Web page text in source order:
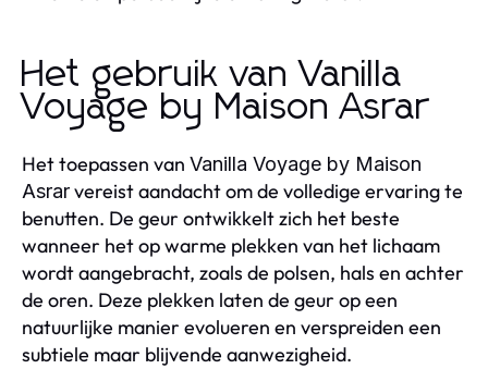
Het gebruik van Vanilla
Voyage by Maison Asrar
Het toepassen van Vanilla Voyage by Maison
Asrarvereist aandacht om de volledige ervaring te
benutten. De geur ontwikkelt zich het beste
wanneer het op warme plekken van het lichaam
wordt aangebracht, zoals de polsen, hals en achter
de oren. Deze plekken laten de geur op een
natuurlijke manier evolueren en verspreiden een
subtiele maar blijvende aanwezigheid.